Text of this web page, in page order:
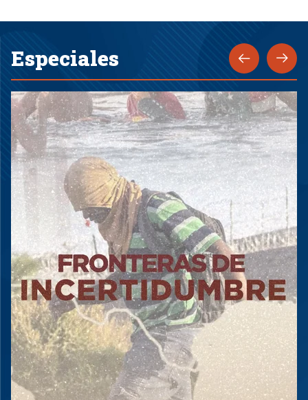
Especiales